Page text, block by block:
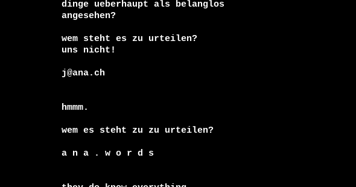
dinge ueberhaupt als belanglos
angesehen?
wem steht es zu urteilen?
uns nicht!
j@ana.ch
hmmm.
wem es steht zu zu urteilen?
a n a . w o r d s